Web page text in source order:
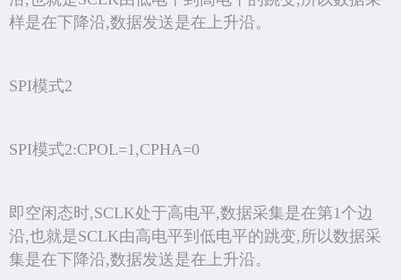
样是在下降沿,数据发送是在上升沿。
SPI模式2
SPI模式2:CPOL=1,CPHA=0
即空闲态时,SCLK处于高电平,数据采集是在第1个边
沿,也就是SCLK由高电平到低电平的跳变,所以数据采
集是在下降沿,数据发送是在上升沿。